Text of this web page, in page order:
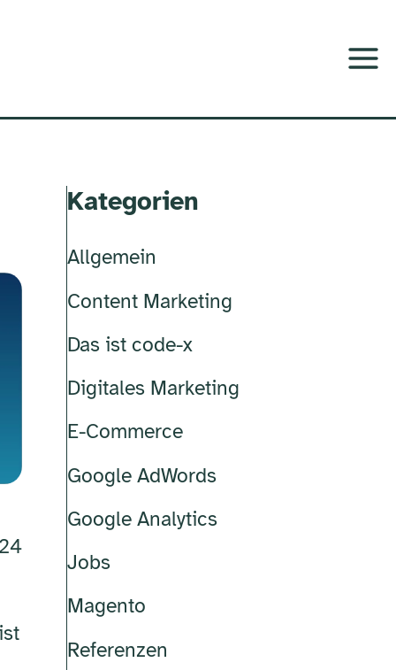
Kategorien
Allgemein
Content Marketing
Das ist code-x
Digitales Marketing
E-Commerce
Google AdWords
Google Analytics
Jobs
Magento
Referenzen